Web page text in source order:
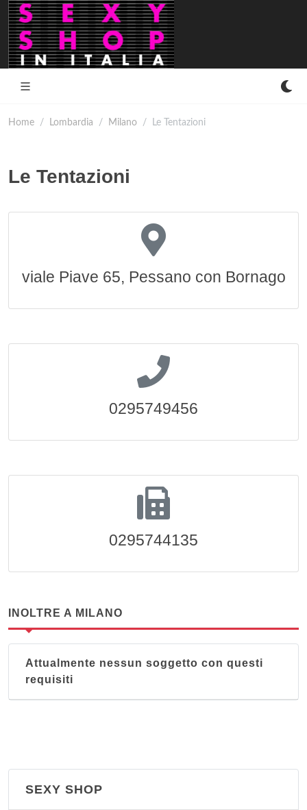
Home Lombardia Milano Le Tentazioni
Le Tentazioni
viale Piave 65, Pessano con Bornago
0295749456
0295744135
INOLTRE A MILANO
Attualmente nessun soggetto con questi
requisiti
SEXY SHOP